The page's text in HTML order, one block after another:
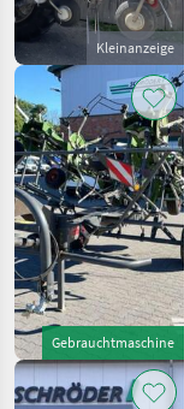
Kleinanzeige
Gebrauchtmaschine